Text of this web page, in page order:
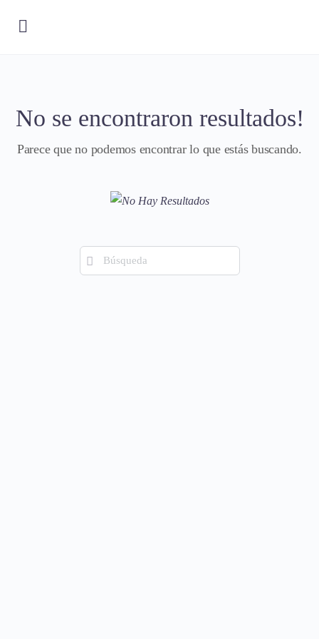
No se encontraron resultados!
Parece que no podemos encontrar lo que estás buscando.
Búsqueda
de: